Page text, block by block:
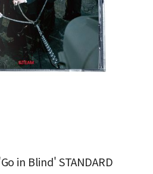
in Blind' STANDARD